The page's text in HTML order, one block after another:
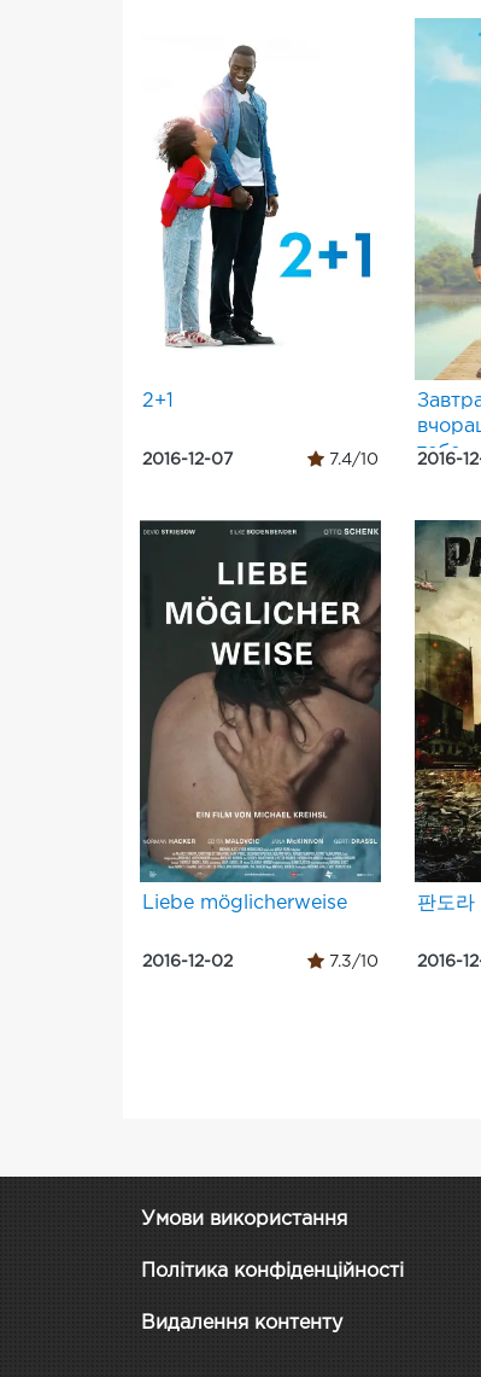
2+1
2016-12-07 7.4/10
тебе
2016-
Liebe möglicherweise
2016-12-02 7.3/10
판도라
2016-
Умови використання
Політика конфіденційності
Видалення контенту